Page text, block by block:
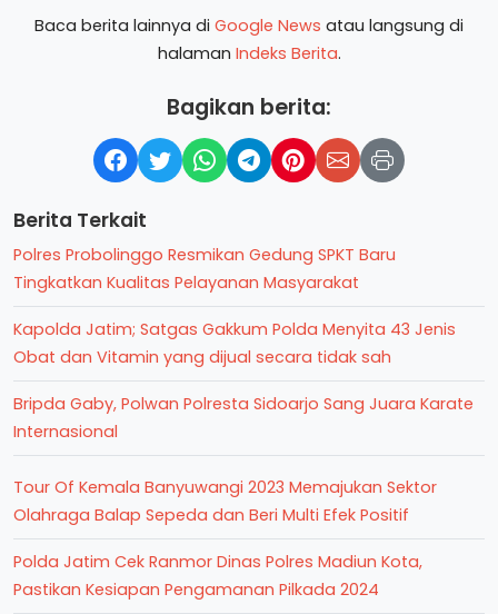
Baca berita lainnya di Google News atau langsung di
halaman Indeks Berita.
Bagikan berita:
Berita Terkait
Polres Probolinggo Resmikan Gedung SPKT Baru
Tingkatkan Kualitas Pelayanan Masyarakat
Kapolda Jatim; Satgas Gakkum Polda Menyita 43 Jenis
Obat dan Vitamin yang dijual secara tidak sah
Bripda Gaby, Polwan Polresta Sidoarjo Sang Juara Karate
Internasional
Tour Of Kemala Banyuwangi 2023 Memajukan Sektor
Olahraga Balap Sepeda dan Beri Multi Efek Positif
Polda Jatim Cek Ranmor Dinas Polres Madiun Kota,
Pastikan Kesiapan Pengamanan Pilkada 2024